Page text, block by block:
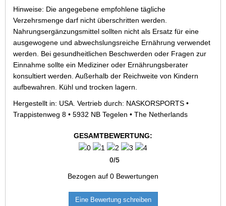
Hinweise: Die angegebene empfohlene tägliche
Verzehrsmenge darf nicht überschritten werden.
Nahrungsergänzungsmittel sollten nicht als Ersatz für eine
ausgewogene und abwechslungsreiche Ernährung verwendet
werden. Bei gesundheitlichen Beschwerden oder Fragen zur
Einnahme sollte ein Mediziner oder Ernährungsberater
konsultiert werden. Außerhalb der Reichweite von Kindern
aufbewahren. Kühl und trocken lagern.
Hergestellt in: USA. Vertrieb durch: NASKORSPORTS •
Trappistenweg 8 • 5932 NB Tegelen • The Netherlands
GESAMTBEWERTUNG:
0/5
Bezogen auf 0 Bewertungen
Eine Bewertung schreiben